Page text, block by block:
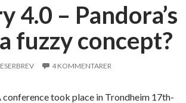
4.0 – Pandora’s
fuzzy concept?
4 KOMMENTARER
took place in Trondheim 17th-